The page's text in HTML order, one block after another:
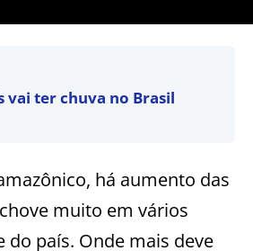
vai ter chuva no Brasil
há aumento das
muito em vários
do país. Onde mais deve